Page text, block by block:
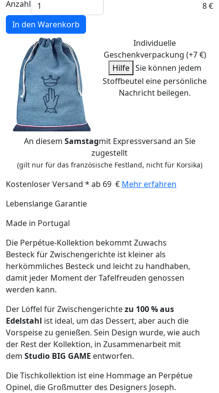
Anzahl
8 €
In den Warenkorb
Individuelle
Geschenkverpackung (+7 €)
Hilfe Sie können jedem
Stoffbeutel eine persönliche
Nachricht beilegen.
An diesem Samstagmit Expressversand an Sie
zugestellt
(gilt nur für das französische Festland, nicht für Korsika)
Kostenloser Versand * ab 69 € Mehr erfahren
Lebenslange Garantie
Made in Portugal
Die Perpétue-Kollektion bekommt Zuwachs
Besteck für Zwischengerichte ist kleiner als
herkömmliches Besteck und leicht zu handhaben,
damit jeder Moment der Tafelfreuden genossen
werden kann.
Der Löffel für Zwischengerichtezu 100 % aus
Edelstahl ist ideal, um das Dessert, aber auch die
Vorspeise zu genießen. Sein Design wurde, wie auch
der Rest der Kollektion, in Zusammenarbeit mit
dem Studio BIG GAME entworfen.
Die Tischkollektion ist eine Hommage an Perpétue
Opinel, die Großmutter des Designers Joseph.